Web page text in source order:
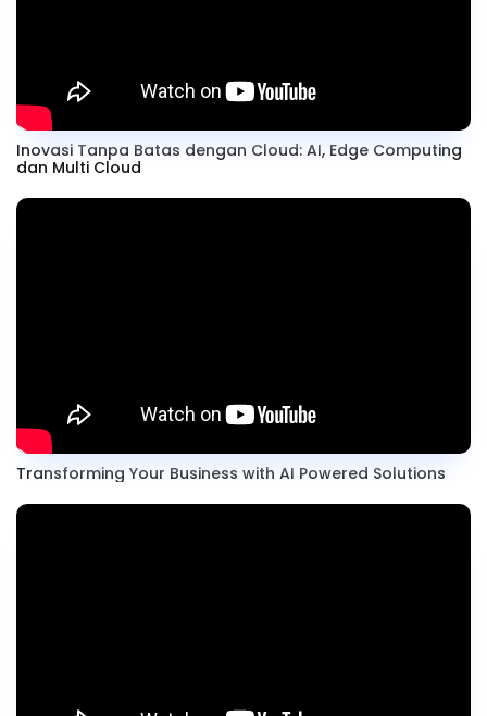
Inovasi Tanpa Batas dengan Cloud: AI, Edge Computing
dan Multi Cloud
Transforming Your Business with AI Powered Solutions